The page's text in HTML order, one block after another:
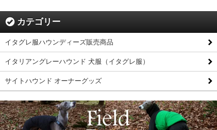
カテゴリー
イタグレ服ハウンディーズ販売商品
イタリアングレーハウンド 犬服（イタグレ服）
サイトハウンド オーナーグッズ